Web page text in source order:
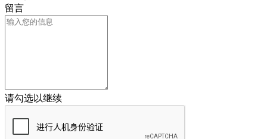
留言
请勾选以继续